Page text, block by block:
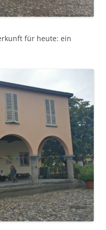
für heute: ein